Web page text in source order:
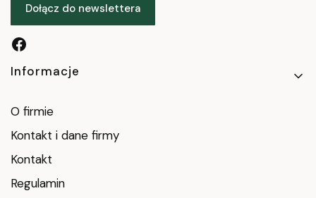
Dołącz do newslettera
Linki w stopce
Informacje
O firmie
Kontakt i dane firmy
Kontakt
Regulamin